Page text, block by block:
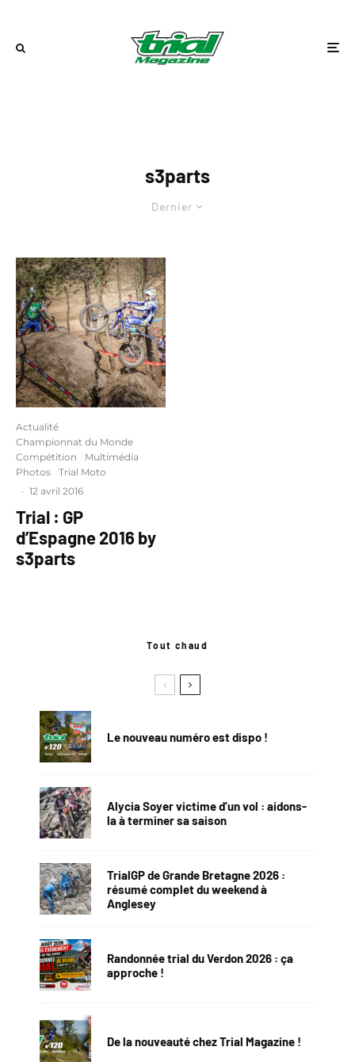
s3parts
Dernier
Actualité
Championnat du Monde
Compétition
Multimédia
Photos
Trial Moto
· 12 avril 2016
Trial : GP
d’Espagne 2016 by
s3parts
Tout chaud
Le nouveau numéro est dispo !
Alycia Soyer victime d’un vol : aidons-
la à terminer sa saison
TrialGP de Grande Bretagne 2026 :
résumé complet du weekend à
Anglesey
Randonnée trial du Verdon 2026 : ça
approche !
De la nouveauté chez Trial Magazine !